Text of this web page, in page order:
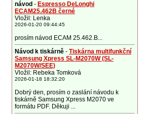
návod - Espresso DeLonghi
ECAM25.462B černé
Vložil: Lenka
2026-01-20 09:44:45
prosím návod ECAM 25.462.B...
Návod k tiskárně - Tiskárna multifunkční
Samsung Xpress SL-M2070W (SL-
M2070W/SEE)
Vložil: Rebeka Tomková
2026-01-18 18:32:20
Dobrý den, prosím o zaslání návodu k
tiskárně Samsung Xpress M2070 ve
formátu PDF. Děkuji ...